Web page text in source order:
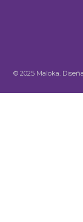
© 2025 Maloka.